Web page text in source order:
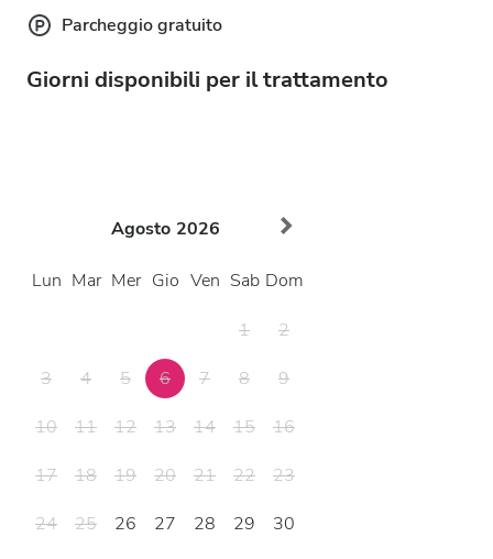
Parcheggio gratuito
Giorni disponibili per il trattamento
Agosto 2026
Lun Mar Mer Gio Ven Sab Dom
1
2
3
4 5 6 7 8
9
10
11 12 13 14 15
16
17
18 19 20 21 22
23
24
25 26 27 28 29
30